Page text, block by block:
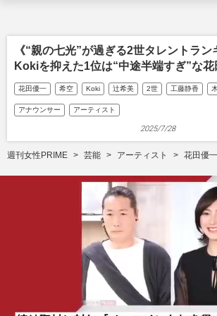
《“親の七光”が過ぎる2世タレントラ
Kokiを抑えた1位は“中途半端すぎ”な花
花田優一 希空 Koki 辻希美 2世 工藤静香
アナウンサー アーティスト
2025/7/28
週刊女性PRIME 芸能 アーティスト 花田優一